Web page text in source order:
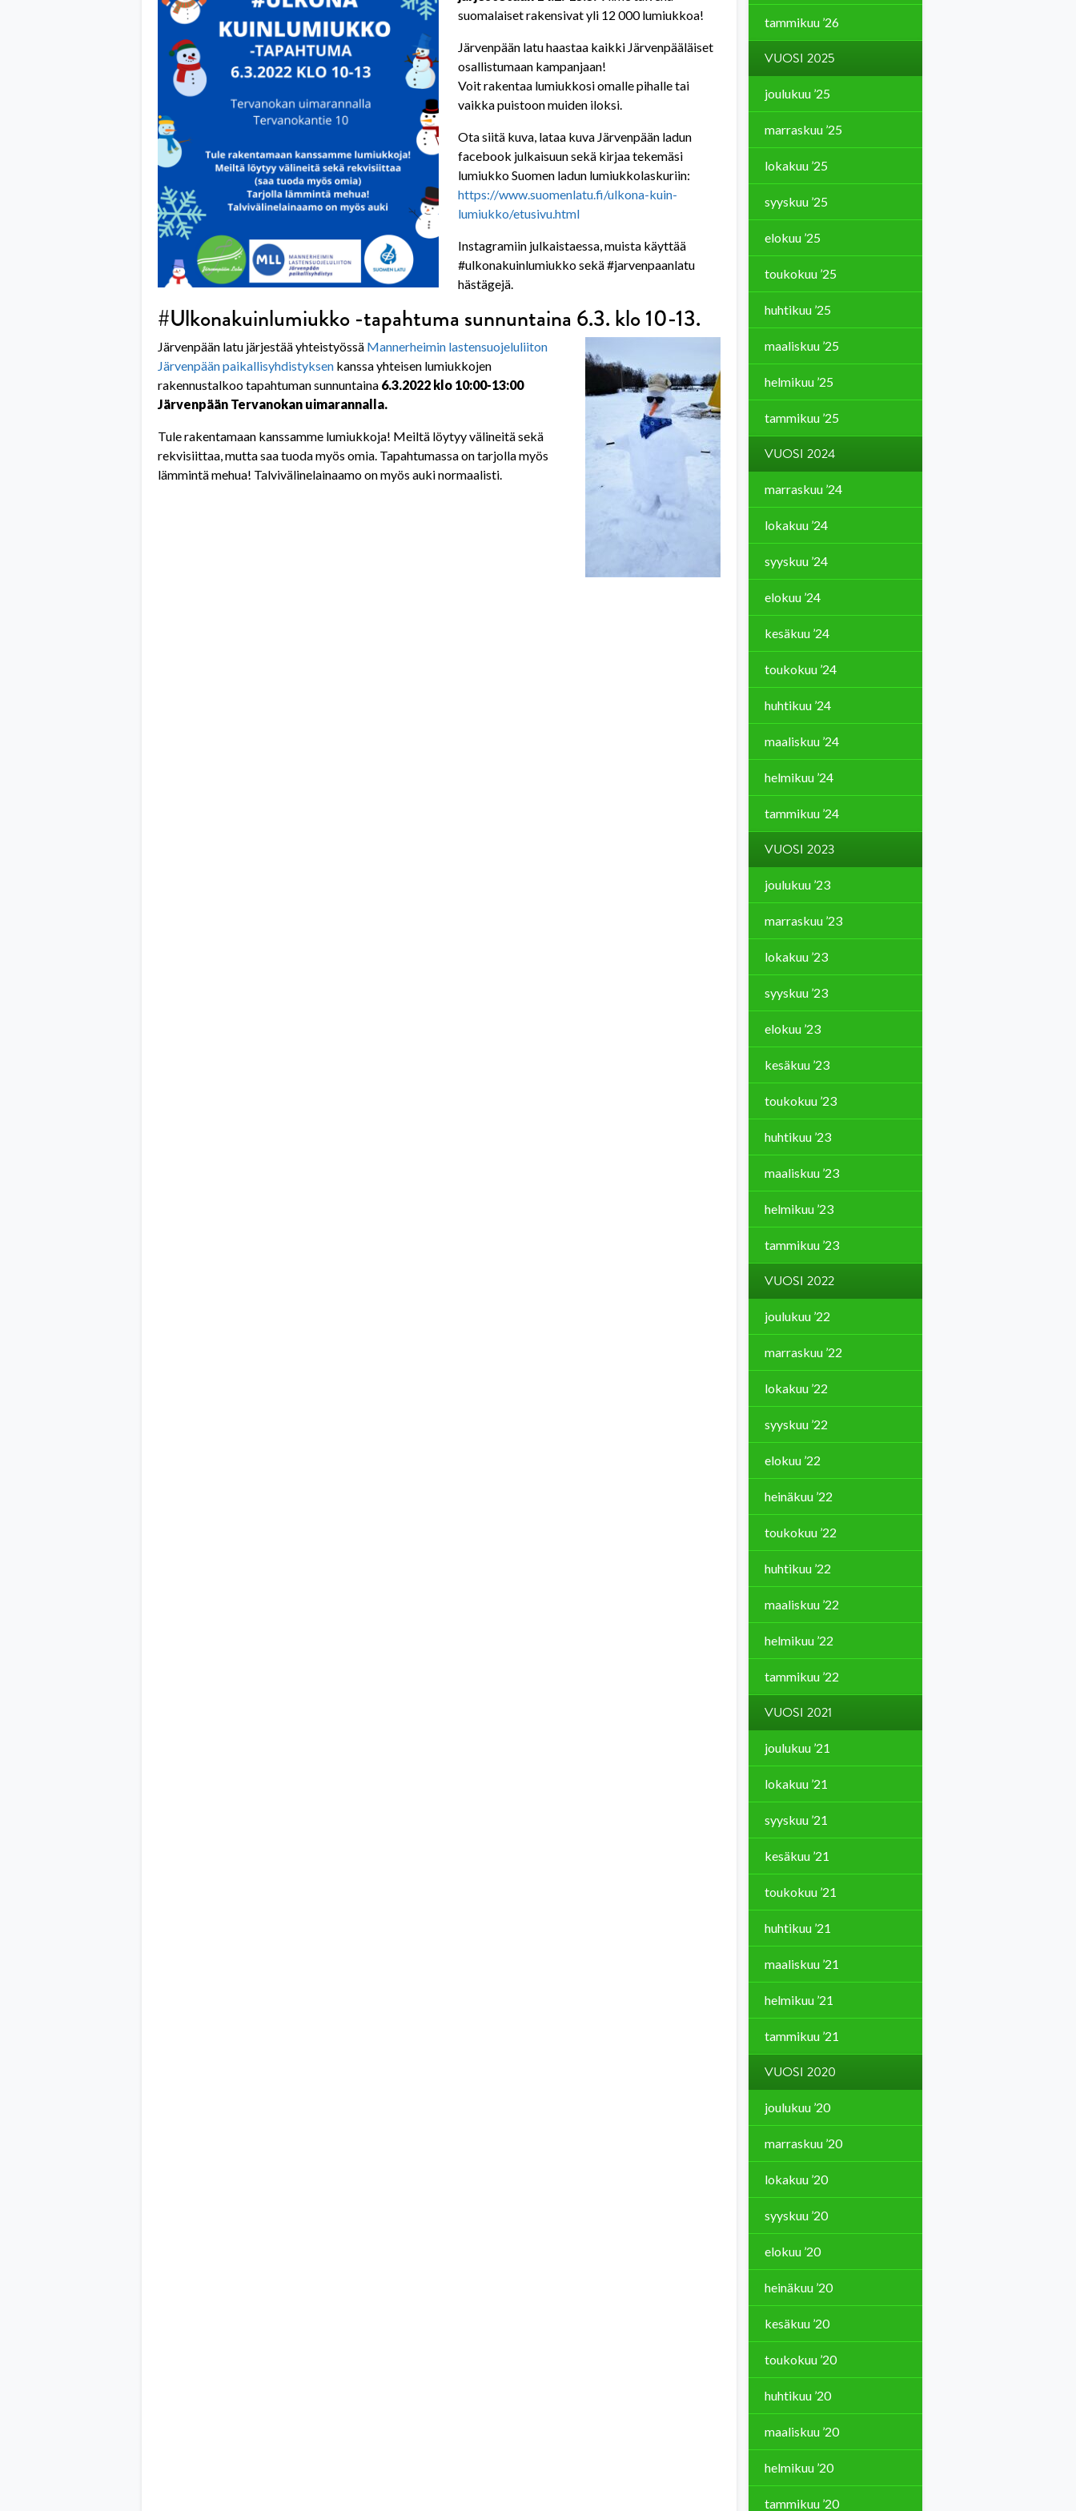
suomalaiset rakensivat yli 12 000 lumiukkoa!
Järvenpään latu haastaa kaikki Järvenpääläiset
osallistumaan kampanjaan!
Voit rakentaa lumiukkosi omalle pihalle tai
vaikka puistoon muiden iloksi.
Ota siitä kuva, lataa kuva Järvenpään ladun
facebook julkaisuun sekä kirjaa tekemäsi
lumiukko Suomen ladun lumiukkolaskuriin:
https://www.suomenlatu.fi/ulkona-kuin-
lumiukko/etusivu.html
Instagramiin julkaistaessa, muista käyttää
#ulkonakuinlumiukko sekä #jarvenpaanlatu
hästägejä.
#Ulkonakuinlumiukko -tapahtuma sunnuntaina 6.3. klo 10-13.
Järvenpään latu järjestää yhteistyössä Mannerheimin lastensuojeluliiton
Järvenpään paikallisyhdistyksen kanssa yhteisen lumiukkojen
rakennustalkoo tapahtuman sunnuntaina 6.3.2022 klo 10:00-13:00
Järvenpään Tervanokan uimarannalla.
Tule rakentamaan kanssamme lumiukkoja! Meiltä löytyy välineitä sekä
rekvisiittaa, mutta saa tuoda myös omia. Tapahtumassa on tarjolla myös
lämmintä mehua! Talvivälinelainaamo on myös auki normaalisti.
tammikuu ’26
VUOSI 2025
joulukuu ’25
marraskuu ’25
lokakuu ’25
syyskuu ’25
elokuu ’25
toukokuu ’25
huhtikuu ’25
maaliskuu ’25
helmikuu ’25
tammikuu ’25
VUOSI 2024
marraskuu ’24
lokakuu ’24
syyskuu ’24
elokuu ’24
kesäkuu ’24
toukokuu ’24
huhtikuu ’24
maaliskuu ’24
helmikuu ’24
tammikuu ’24
VUOSI 2023
joulukuu ’23
marraskuu ’23
lokakuu ’23
syyskuu ’23
elokuu ’23
kesäkuu ’23
toukokuu ’23
huhtikuu ’23
maaliskuu ’23
helmikuu ’23
tammikuu ’23
VUOSI 2022
joulukuu ’22
marraskuu ’22
lokakuu ’22
syyskuu ’22
elokuu ’22
heinäkuu ’22
toukokuu ’22
huhtikuu ’22
maaliskuu ’22
helmikuu ’22
tammikuu ’22
VUOSI 2021
joulukuu ’21
lokakuu ’21
syyskuu ’21
kesäkuu ’21
toukokuu ’21
huhtikuu ’21
maaliskuu ’21
helmikuu ’21
tammikuu ’21
VUOSI 2020
joulukuu ’20
marraskuu ’20
lokakuu ’20
syyskuu ’20
elokuu ’20
heinäkuu ’20
kesäkuu ’20
toukokuu ’20
huhtikuu ’20
maaliskuu ’20
helmikuu ’20
tammikuu ’20